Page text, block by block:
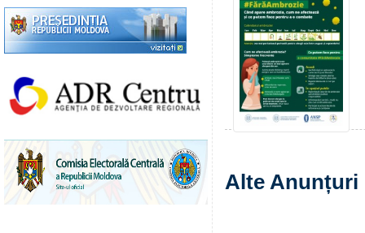
Alte Anunțuri